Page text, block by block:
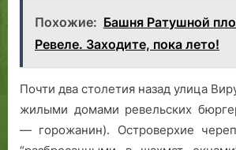
Похожие: Башня Ратушной
Ревеле. Заходите, пока лето!
Почти два столетия назад улица
жилыми домами ревельских
— горожанин). Островерхие